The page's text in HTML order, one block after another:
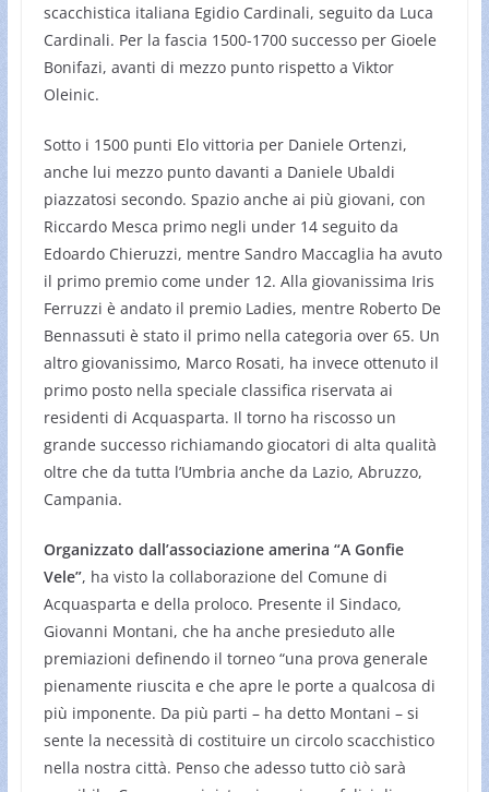
scacchistica italiana Egidio Cardinali, seguito da Luca
Cardinali. Per la fascia 1500-1700 successo per Gioele
Bonifazi, avanti di mezzo punto rispetto a Viktor
Oleinic.
Sotto i 1500 punti Elo vittoria per Daniele Ortenzi,
anche lui mezzo punto davanti a Daniele Ubaldi
piazzatosi secondo. Spazio anche ai più giovani, con
Riccardo Mesca primo negli under 14 seguito da
Edoardo Chieruzzi, mentre Sandro Maccaglia ha avuto
il primo premio come under 12. Alla giovanissima Iris
Ferruzzi è andato il premio Ladies, mentre Roberto De
Bennassuti è stato il primo nella categoria over 65. Un
altro giovanissimo, Marco Rosati, ha invece ottenuto il
primo posto nella speciale classifica riservata ai
residenti di Acquasparta. Il torno ha riscosso un
grande successo richiamando giocatori di alta qualità
oltre che da tutta l’Umbria anche da Lazio, Abruzzo,
Campania.
Organizzato dall’associazione amerina “A Gonfie
Vele”, ha visto la collaborazione del Comune di
Acquasparta e della proloco. Presente il Sindaco,
Giovanni Montani, che ha anche presieduto alle
premiazioni definendo il torneo “una prova generale
pienamente riuscita e che apre le porte a qualcosa di
più imponente. Da più parti – ha detto Montani – si
sente la necessità di costituire un circolo scacchistico
nella nostra città. Penso che adesso tutto ciò sarà